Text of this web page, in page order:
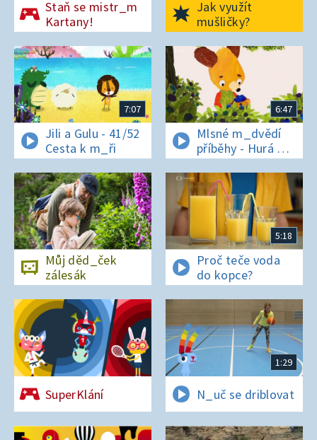
Staň se mistr_m
Kartany!
Jak využít
mušličky?
7:07
Jili a Gulu - 41/52
Cesta k m_ři
6:47
Mlsné m_dvědí
příběhy - Hurá na
bor_vky
Můj děd_ček
zálesák
5:18
Proč teče voda
do kopce?
SuperKlání
1:29
N_uč se driblovat